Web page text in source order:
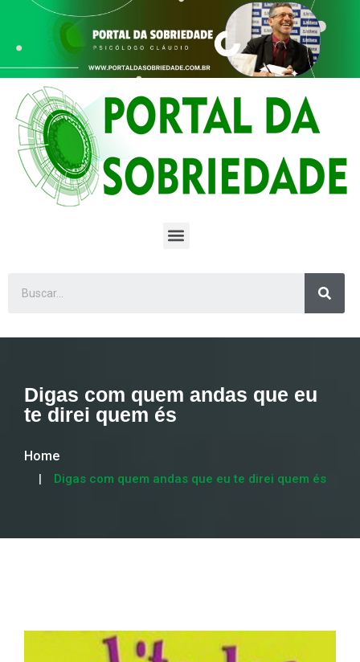
Digas com quem andas que eu
te direi quem és
Home
Digas com quem andas que eu te direi quem és